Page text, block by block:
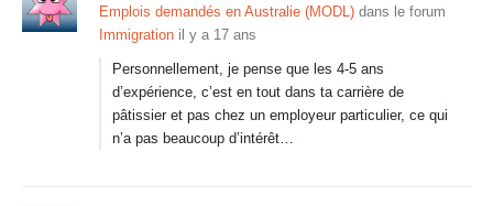
Emplois demandés en Australie (MODL) dans le forum
Immigration il y a 17 ans
Personnellement, je pense que les 4-5 ans
d’expérience, c’est en tout dans ta carrière de
pâtissier et pas chez un employeur particulier, ce qui
n’a pas beaucoup d’intérêt…